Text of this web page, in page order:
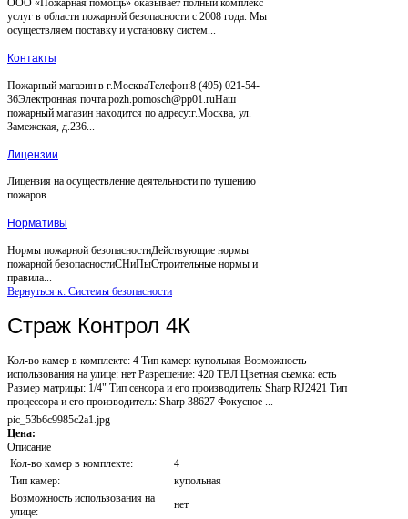
услуг в области пожарной безопасности с 2008 года. Мы
осуществляем поставку и установку систем...
Контакты
Пожарный магазин в г.МоскваТелефон:8 (495) 021-54-
36Электронная почта:pozh.pomosch@pp01.ruНаш
пожарный магазин находится по адресу:г.Москва, ул.
Замежская, д.236...
Лицензии
Лицензия на осуществление деятельности по тушению
пожаров ...
Нормативы
Нормы пожарной безопасностиДействующие нормы
пожарной безопасностиСНиПыСтроительные нормы и
правила...
Вернуться к: Системы безопасности
Страж Контрол 4К
Кол-во камер в комплекте: 4 Тип камер: купольная Возможность
использования на улице: нет Разрешение: 420 ТВЛ Цветная сьемка: есть
Размер матрицы: 1/4" Тип сенсора и его производитель: Sharp RJ2421 Тип
процессора и его производитель: Sharp 38627 Фокусное ...
pic_53b6c9985c2a1.jpg
Цена:
Описание
Кол-во камер в комплекте:
4
Тип камер:
купольная
Возможность использования на
улице:
нет